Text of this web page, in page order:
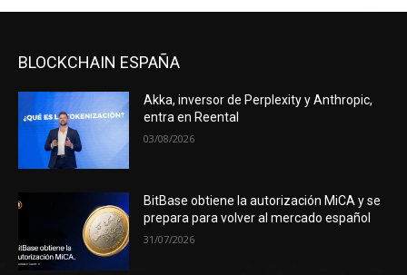
BLOCKCHAIN ESPAÑA
Akka, inversor de Perplexity y Anthropic,
entra en Reental
03/08/2026
BitBase obtiene la autorización MiCA y se
prepara para volver al mercado español
31/07/2026